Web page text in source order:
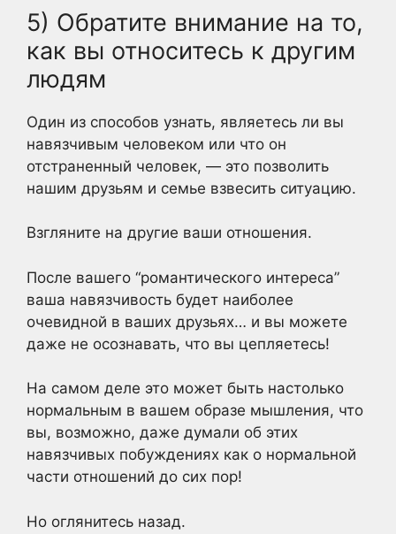
5) Обратите внимание на то,
как вы относитесь к другим
людям
Один из способов узнать, являетесь ли вы
навязчивым человеком или что он
отстраненный человек, — это позволить
нашим друзьям и семье взвесить ситуацию.
Взгляните на другие ваши отношения.
После вашего “романтического интереса”
ваша навязчивость будет наиболее
очевидной в ваших друзьях… и вы можете
даже не осознавать, что вы цепляетесь!
На самом деле это может быть настолько
нормальным в вашем образе мышления, что
вы, возможно, даже думали об этих
навязчивых побуждениях как о нормальной
части отношений до сих пор!
Но оглянитесь назад.